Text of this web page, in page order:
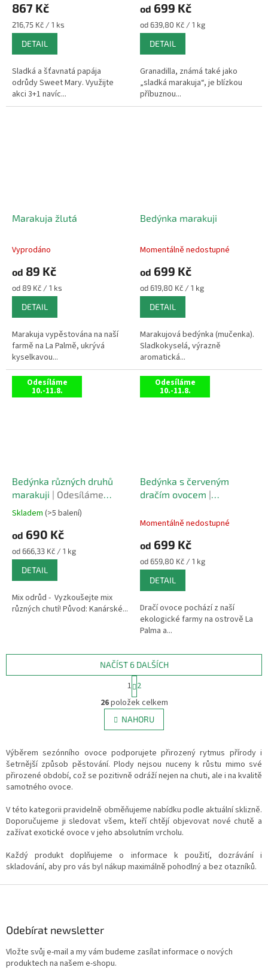
produktu
je
5,0
5
hvězdiček.
867 Kč
Měrná
cena:
216,75 Kč / 1 ks
DETAIL
Sladká a šťavnatá papája
odrůdy Sweet Mary. Využijte
akci 3+1 navíc...
produktu
je
5,0
5
hvězdiček.
od 699 Kč
Měrná
cena:
od 639,80 Kč / 1 kg
DETAIL
Granadilla, známá také jako
„sladká marakuja“, je blízkou
příbuznou...
Marakuja žlutá
Průměrné
produktu
je
3,0
5
hvězdiček.
Vyprodáno
od 89 Kč
Měrná
cena:
od 89 Kč / 1 ks
DETAIL
Marakuja vypěstována na naší
farmě na La Palmě, ukrývá
kyselkavou...
Bedýnka marakuji
Průměrné
produktu
je
5,0
5
hvězdiček.
Momentálně nedostupné
od 699 Kč
Měrná
cena:
od 619,80 Kč / 1 kg
DETAIL
Marakujová bedýnka (mučenka).
Sladkokyselá, výrazně
aromatická...
Odesíláme
10.-11.8.
Bedýnka různých druhů
marakuji | Odesíláme
10.-11.8.
Průměrné
produktu
je
5,0
5
hvězdiček.
Skladem (>5 balení)
od 690 Kč
Měrná
cena:
od 666,33 Kč / 1 kg
DETAIL
Mix odrůd - Vyzkoušejte mix
různých chutí! Původ: Kanárské...
Odesíláme
10.-11.8.
Bedýnka s červeným
dračím ovocem |
Momentálně nedostupné
od 699 Kč
Měrná
cena:
od 659,80 Kč / 1 kg
DETAIL
Dračí ovoce pochází z naší
ekologické farmy na ostrově La
Palma a...
O
v
l
á
a
c
í
v
k
y
ý
p
NAČÍST 6 DALŠÍCH
S
t
r
á
n
k
v
á
n
í
1 2
26položek celkem
NAHORU
Výběrem sezónního ovoce podporujete přirozený rytmus přírody i
šetrnější způsob pěstování. Plody nejsou nuceny k růstu mimo své
přirozené období, což se pozitivně odráží nejen na chuti, ale i na kvalitě
samotného ovoce.
V této kategorii pravidelně obměňujeme nabídku podle aktuální sklizně.
Doporučujeme ji sledovat všem, kteří chtějí objevovat nové chutě a
zažívat exotické ovoce v jeho absolutním vrcholu.
Každý produkt doplňujeme o informace k použití, dozrávání i
skladování, aby pro vás byl nákup maximálně pohodlný a bez otazníků.
Odebírat newsletter
Vložte svůj e-mail a my vám budeme zasílat informace o nových
produktech na našem e-shopu.